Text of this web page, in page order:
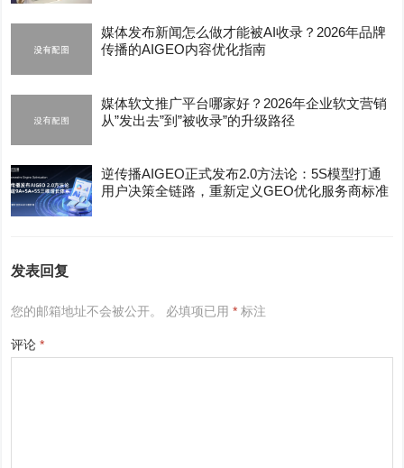
媒体发布新闻怎么做才能被AI收录？2026年品牌
传播的AIGEO内容优化指南
媒体软文推广平台哪家好？2026年企业软文营销
从”发出去”到”被收录”的升级路径
逆传播AIGEO正式发布2.0方法论：5S模型打通
用户决策全链路，重新定义GEO优化服务商标准
发表回复
您的邮箱地址不会被公开。 必填项已用* 标注
评论*